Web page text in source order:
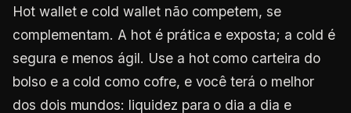
Hot wallet e cold wallet não competem, se
complementam. A hot é prática e exposta; a cold é
segura e menos ágil. Use a hot como carteira do
bolso e a cold como cofre, e você terá o melhor
dos dois mundos: liquidez para o dia a dia e